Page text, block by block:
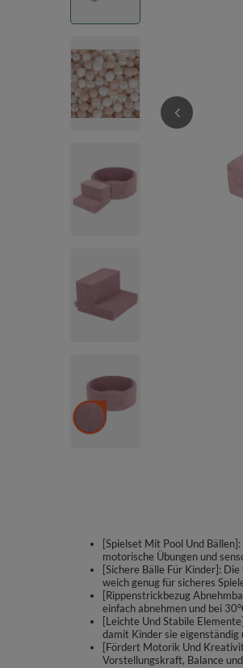
[Spielset Mit Pool Und
motorische Übungen und
[Sichere Bälle Für Kinder]:
weich genug für sicheres
[Rippenstrickbezug
einfach abnehmen und bei
[Leichte Und Stabile
damit Kinder sie
[Fördert Motorik Und
Vorstellungskraft, Balance